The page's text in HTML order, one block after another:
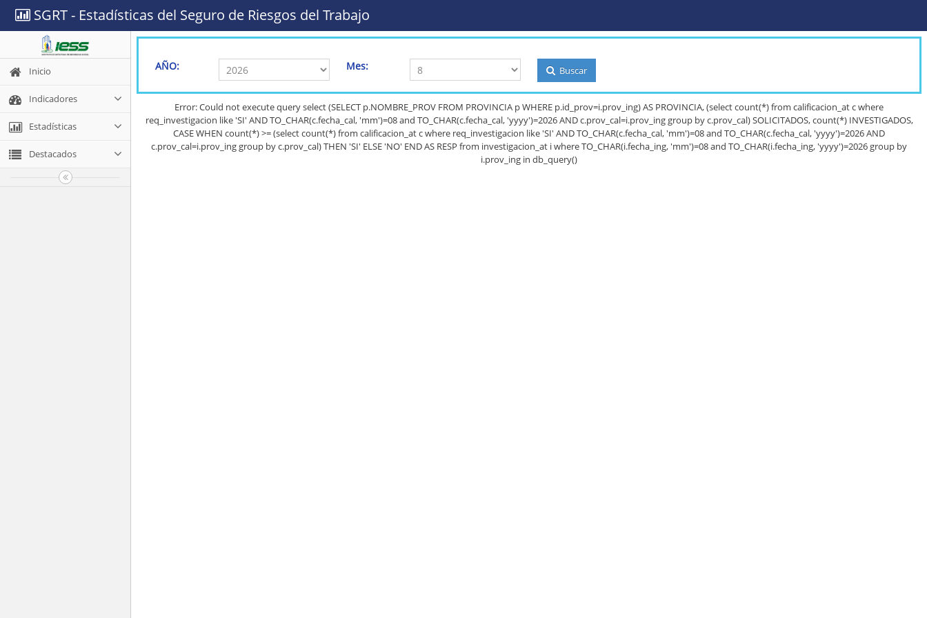
SGRT - Estadísticas del Seguro de Riesgos del Trabajo
Inicio
Indicadores
Estadísticas
Destacados
AÑO: Mes: Buscar
Error: Could not execute query select (SELECT p.NOMBRE_PROV FROM PROVINCIA p WHERE p.id_prov=i.prov_ing) AS PROVINCIA, (select count(*) from calificacion_at c where
req_investigacion like 'SI' AND TO_CHAR(c.fecha_cal, 'mm')=08 and TO_CHAR(c.fecha_cal, 'yyyy')=2026 AND c.prov_cal=i.prov_ing group by c.prov_cal) SOLICITADOS, count(*) INVESTIGADOS,
CASE WHEN count(*) >= (select count(*) from calificacion_at c where req_investigacion like 'SI' AND TO_CHAR(c.fecha_cal, 'mm')=08 and TO_CHAR(c.fecha_cal, 'yyyy')=2026 AND
c.prov_cal=i.prov_ing group by c.prov_cal) THEN 'SI' ELSE 'NO' END AS RESP from investigacion_at i where TO_CHAR(i.fecha_ing, 'mm')=08 and TO_CHAR(i.fecha_ing, 'yyyy')=2026 group by
i.prov_ing in db_query()